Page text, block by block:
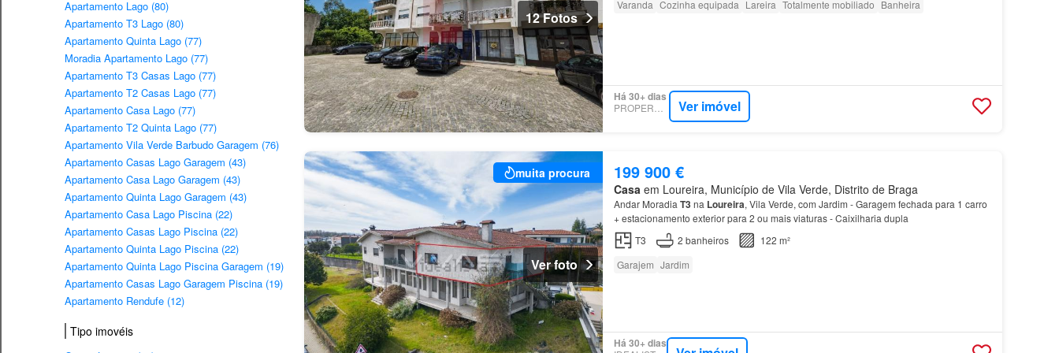
Apartamento Lago (80)
Apartamento T3 Lago (80)
Apartamento Quinta Lago (77)
Moradia Apartamento Lago (77)
Apartamento T3 Casas Lago (77)
Apartamento T2 Casas Lago (77)
Apartamento Casa Lago (77)
Apartamento T2 Quinta Lago (77)
Apartamento Vila Verde Barbudo Garagem (76)
Apartamento Casas Lago Garagem (43)
Apartamento Casa Lago Garagem (43)
Apartamento Quinta Lago Garagem (43)
Apartamento Casa Lago Piscina (22)
Apartamento Casas Lago Piscina (22)
Apartamento Quinta Lago Piscina (22)
Apartamento Quinta Lago Piscina Garagem (19)
Apartamento Casas Lago Garagem Piscina (19)
Apartamento Rendufe (12)
Tipo imovéis
12 Fotos
Varanda Cozinha equipada Lareira Totalmente mobiliado Banheira
Há 30+ dias
PROPERSTAR Ver imóvel
muita procura
Ver foto
199 900 €
Casa em Loureira, Município de Vila Verde, Distrito de Braga
Andar Moradia T3na Loureira, Vila Verde, com Jardim - Garagem fechada para 1 carro
+ estacionamento exterior para 2 ou mais viaturas - Caixilharia dupla
T3
2 banheiros
122 m²
Garajem Jardim
Há 30+ dias